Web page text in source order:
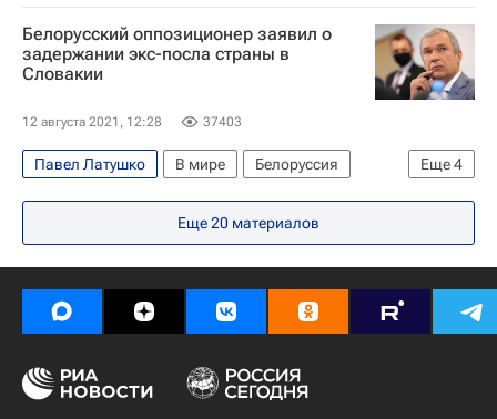
В мире
Белоруссия Евросоюз
Белорусский оппозиционер заявил о
задержании экс-посла страны в
Словакии
12 августа 2021, 12:28 37403
Еще4
Павел Латушко В мире
Белоруссия
Минск
Александр Лукашенко
Весна
Еще20 материалов